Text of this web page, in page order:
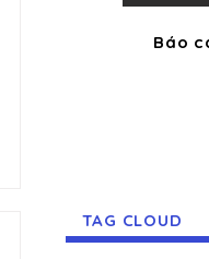
Báo
TAG CLOUD